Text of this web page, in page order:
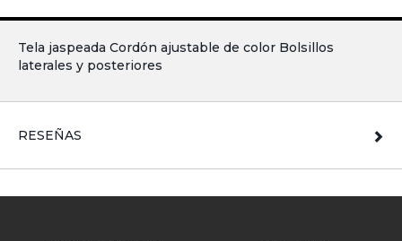
Tela jaspeada Cordón ajustable de color Bolsillos
laterales y posteriores
RESEÑAS